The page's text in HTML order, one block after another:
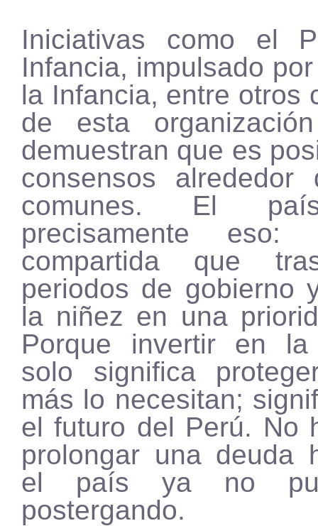
Iniciativas como el
Infancia, impulsado
la Infancia, entre otros
de esta
demuestran que es
consensos alrededor
comunes. El
precisamente eso:
compartida que
periodos de gobierno
la niñez en una
Porque invertir en
solo significa
más lo necesitan;
el futuro del Perú. No
prolongar una deuda
el país ya no
postergando.